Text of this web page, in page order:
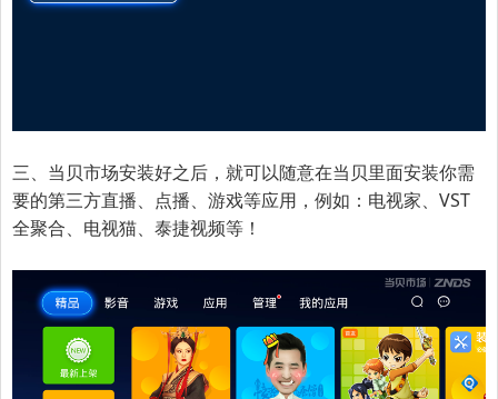
三、当贝市场安装好之后，就可以随意在当贝里面安装你需
要的第三方直播、点播、游戏等应用，例如：电视家、VST
全聚合、电视猫、泰捷视频等！